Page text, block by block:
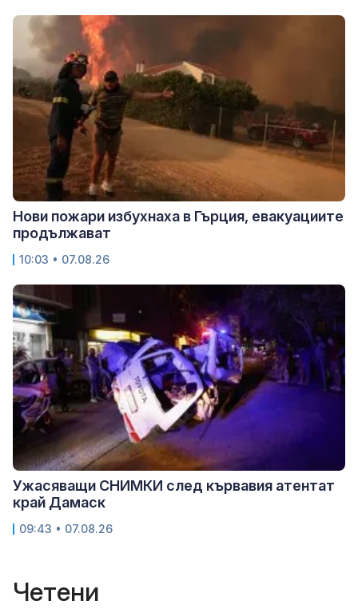
Нови пожари избухнаха в Гърция, евакуациите
продължават
10:03 • 07.08.26
Ужасяващи СНИМКИ след кървавия атентат
край Дамаск
09:43 • 07.08.26
Четени